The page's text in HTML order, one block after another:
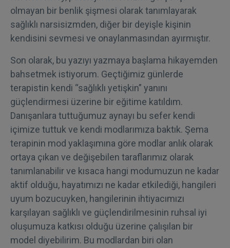
olmayan bir benlik şişmesi olarak tanımlayarak
sağlıklı narsisizmden, diğer bir deyişle kişinin
kendisini sevmesi ve onaylanmasından ayırmıştır.
Son olarak, bu yazıyı yazmaya başlama hikayemden
bahsetmek istiyorum. Geçtiğimiz günlerde
terapistin kendi “sağlıklı yetişkin” yanını
güçlendirmesi üzerine bir eğitime katıldım.
Danışanlara tuttuğumuz aynayı bu sefer kendi
içimize tuttuk ve kendi modlarımıza baktık. Şema
terapinin mod yaklaşımına göre modlar anlık olarak
ortaya çıkan ve değişebilen taraflarımız olarak
tanımlanabilir ve kısaca hangi modumuzun ne kadar
aktif olduğu, hayatımızı ne kadar etkilediği, hangileri
uyum bozucuyken, hangilerinin ihtiyacımızı
karşılayan sağlıklı ve güçlendirilmesinin ruhsal iyi
oluşumuza katkısı olduğu üzerine çalışılan bir
model diyebilirim. Bu modlardan biri olan